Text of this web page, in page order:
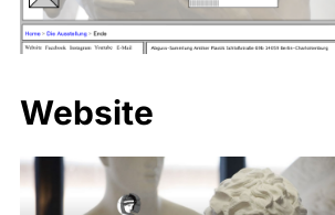
Website